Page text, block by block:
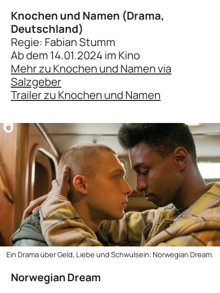
Knochen und Namen (Drama,
Deutschland)
Regie: Fabian Stumm
Ab dem 14.01.2024 im Kino
Mehr zu Knochen und Namen via
Salzgeber
Trailer zu Knochen und Namen
©
Ein Drama über Geld, Liebe und Schwulsein: Norwegian Dream.
Norwegian Dream